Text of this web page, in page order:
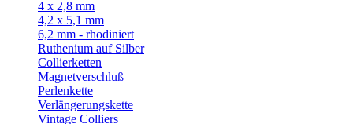
4 x 2,8 mm
4,2 x 5,1 mm
6,2 mm - rhodiniert
Ruthenium auf Silber
Collierketten
Magnetverschluß
Perlenkette
Verlängerungskette
Vintage Colliers